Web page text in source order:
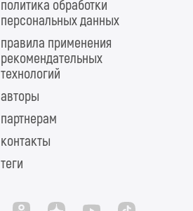
политика обработки
персональных данных
правила применения
рекомендательных
технологий
авторы
партнерам
контакты
теги